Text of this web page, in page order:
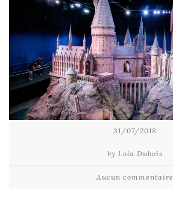
31/07/2018
by Lola Dubois
Aucun commentaire